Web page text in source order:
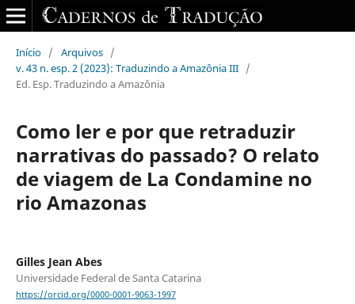
Início / Arquivos /
v. 43 n. esp. 2 (2023): Traduzindo a Amazônia III /
Ed. Esp. Traduzindo a Amazônia
Como ler e por que retraduzir
narrativas do passado? O relato
de viagem de La Condamine no
rio Amazonas
Gilles Jean Abes
Universidade Federal de Santa Catarina
https://orcid.org/0000-0001-9063-1997